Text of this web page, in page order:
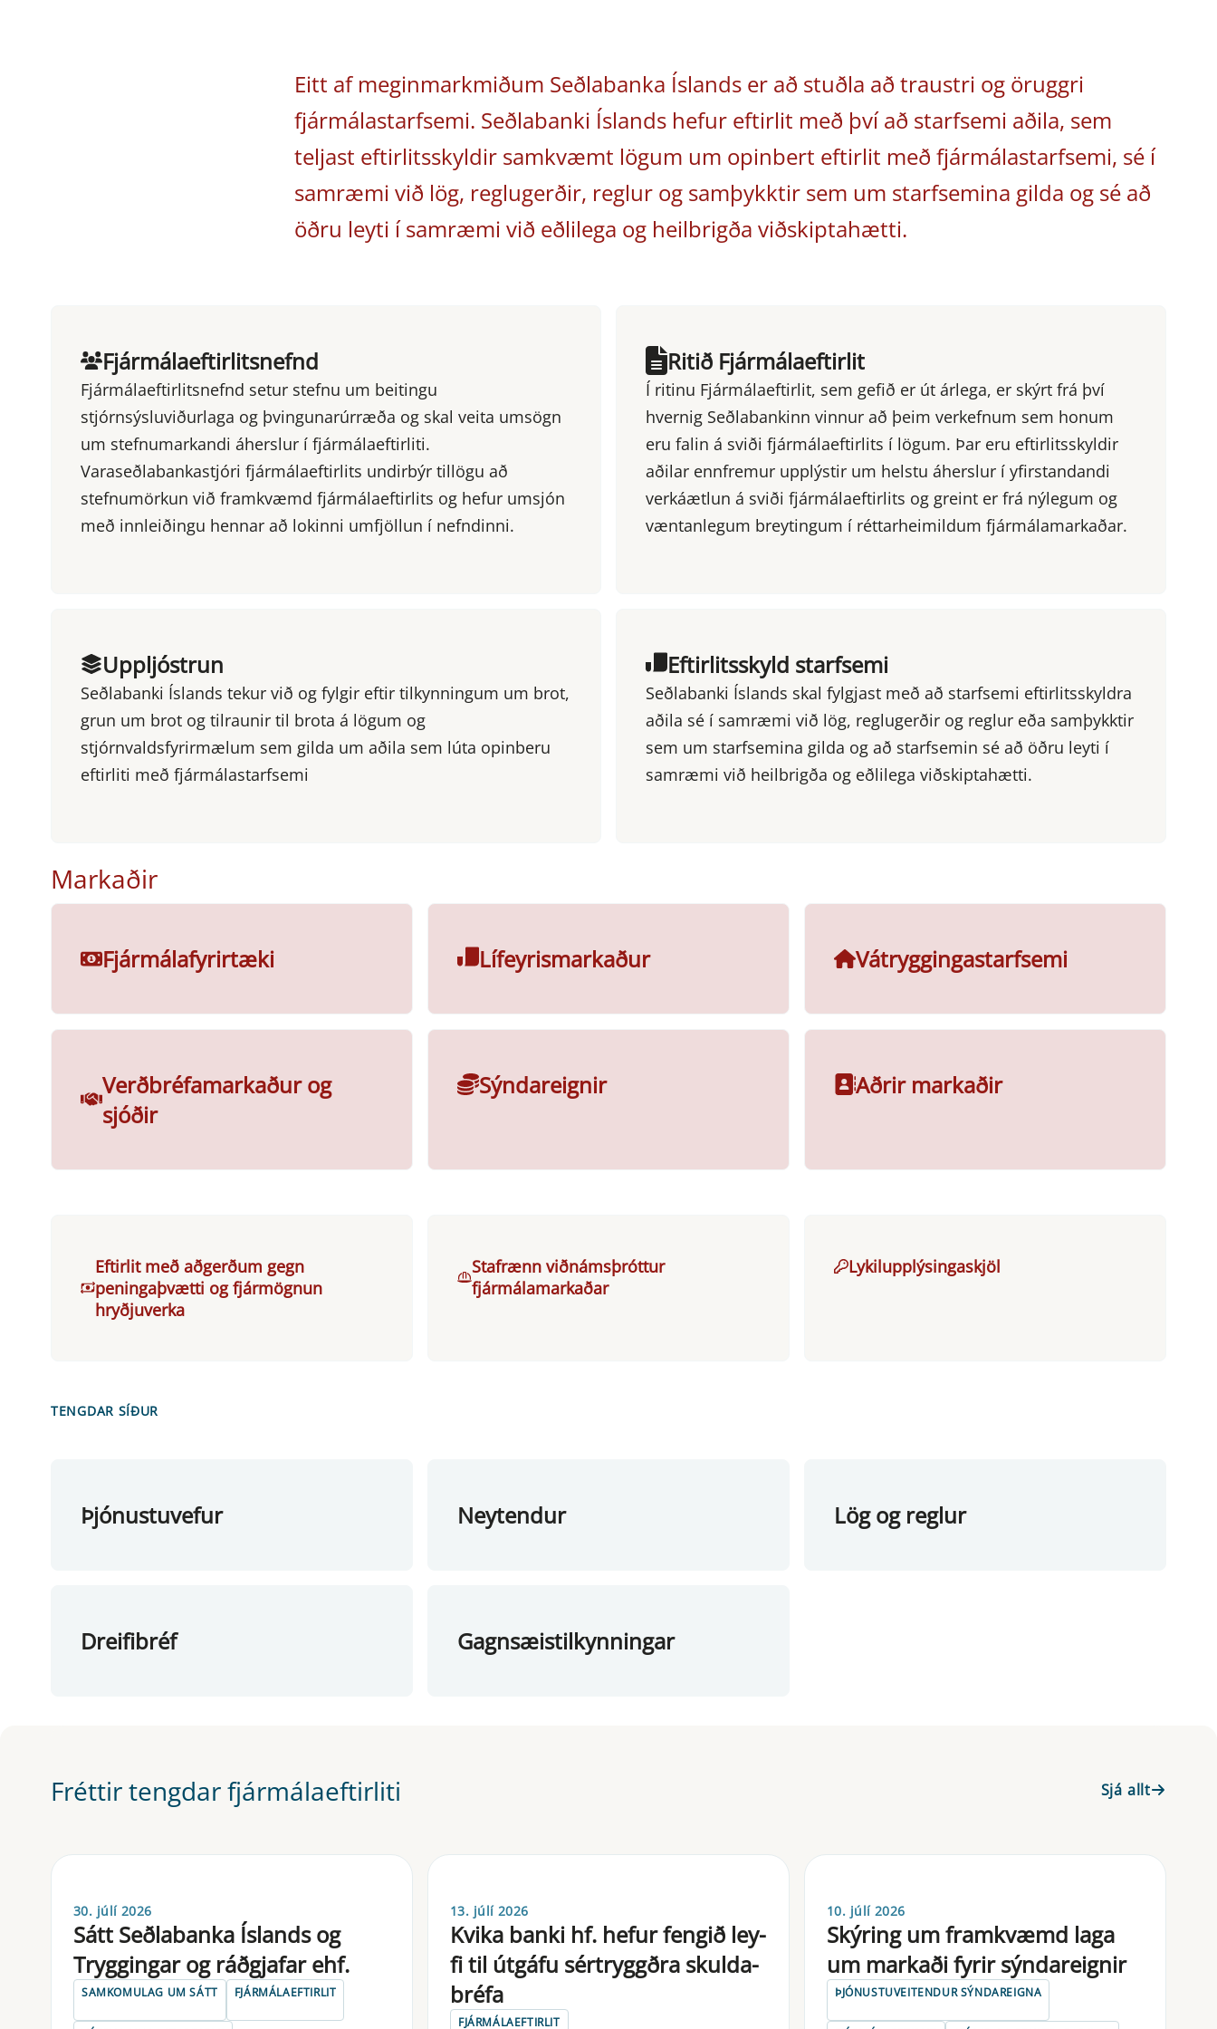
Eitt af meginmarkmiðum Seðlabanka Íslands er að stuðla að traustri og öruggri
fjármálastarfsemi. Seðlabanki Íslands hefur eftirlit með því að starfsemi aðila, sem
teljast eftirlitsskyldir samkvæmt lögum um opinbert eftirlit með fjármálastarfsemi, sé í
samræmi við lög, reglugerðir, reglur og samþykktir sem um starfsemina gilda og sé að
öðru leyti í samræmi við eðlilega og heilbrigða viðskiptahætti.
Fjármálaeftirlitsnefnd
Fjármálaeftirlitsnefnd setur stefnu um beitingu
stjórnsýsluviðurlaga og þvingunarúrræða og skal veita umsögn
um stefnumarkandi áherslur í fjármálaeftirliti.
Varaseðlabankastjóri fjármálaeftirlits undirbýr tillögu að
stefnumörkun við framkvæmd fjármálaeftirlits og hefur umsjón
með innleiðingu hennar að lokinni umfjöllun í nefndinni.
Ritið Fjármálaeftirlit
Í ritinu Fjármálaeftirlit, sem gefið er út árlega, er skýrt frá því
hvernig Seðlabankinn vinnur að þeim verkefnum sem honum
eru falin á sviði fjármálaeftirlits í lögum. Þar eru eftirlitsskyldir
aðilar ennfremur upplýstir um helstu áherslur í yfirstandandi
verkáætlun á sviði fjármálaeftirlits og greint er frá nýlegum og
væntanlegum breytingum í réttarheimildum fjármálamarkaðar.
Uppljóstrun
Seðlabanki Íslands tekur við og fylgir eftir tilkynningum um brot,
grun um brot og tilraunir til brota á lögum og
stjórnvaldsfyrirmælum sem gilda um aðila sem lúta opinberu
eftirliti með fjármálastarfsemi
Eftirlitsskyld starfsemi
Seðlabanki Íslands skal fylgjast með að starfsemi eftirlitsskyldra
aðila sé í samræmi við lög, reglugerðir og reglur eða samþykktir
sem um starfsemina gilda og að starfsemin sé að öðru leyti í
samræmi við heilbrigða og eðlilega viðskiptahætti.
Markaðir
Fjármálafyrirtæki Lífeyrismarkaður Vátryggingastarfsemi
Verðbréfamarkaður og
sjóðir
Sýndareignir Aðrir markaðir
Eftirlit með aðgerðum gegn
peningaþvætti og fjármögnun
hryðjuverka
Stafrænn viðnámsþróttur
fjármálamarkaðar
Lykilupplýsingaskjöl
TENGDAR SÍÐUR
Þjónustuvefur Neytendur Lög og reglur
Dreifibréf Gagnsæistilkynningar
Fréttir tengdar fjármálaeftirliti Sjá allt
30. júlí 2026
Sátt Seðlabanka Íslands og
Tryggingar og ráðgjafar ehf.
SAMKOMULAG UM SÁTT FJÁRMÁLAEFTIRLIT
13. júlí 2026
Kvika banki hf. hefur fengið ley­
fi til út­gáfu sé­r­tryggðra skulda­
bréfa
FJÁRMÁLAEFTIRLIT
10. júlí 2026
Skýring um framkvæmd laga
um markaði fyrir sýndareignir
ÞJÓNUSTUVEITENDUR SÝNDAREIGNA